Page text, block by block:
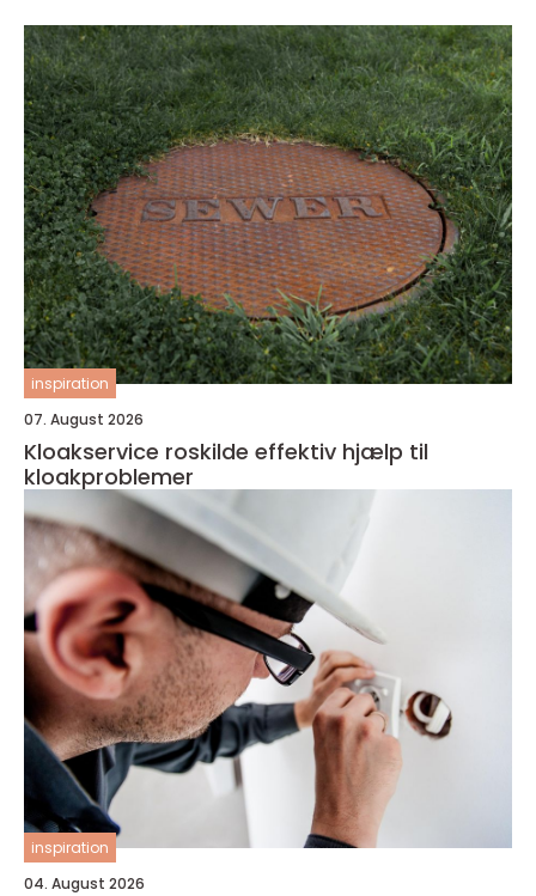
inspiration
07. August 2026
Kloakservice roskilde effektiv hjælp til
kloakproblemer
inspiration
04. August 2026